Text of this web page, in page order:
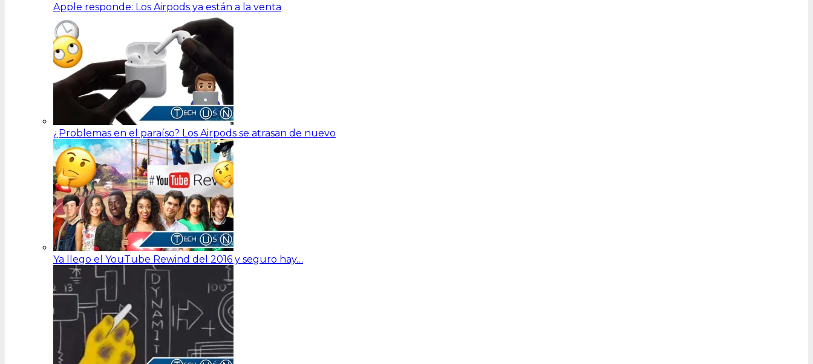
Apple responde: Los Airpods ya están a la venta
¿Problemas en el paraíso? Los Airpods se atrasan de nuevo
Ya llego el YouTube Rewind del 2016 y seguro hay…